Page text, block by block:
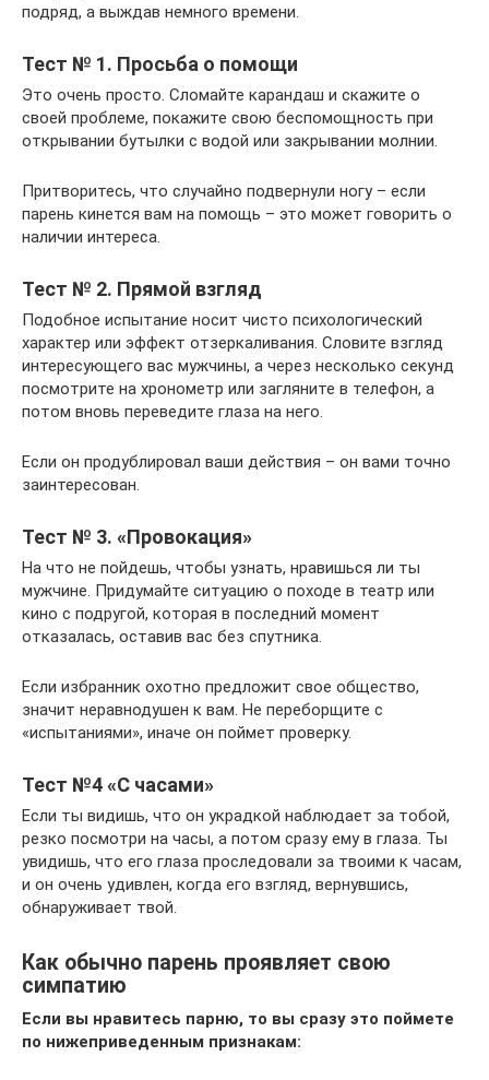
подряд, а выждав немного времени.
Тест № 1. Просьба о помощи
Это очень просто. Сломайте карандаш и скажите о
своей проблеме, покажите свою беспомощность при
открывании бутылки с водой или закрывании молнии.
Притворитесь, что случайно подвернули ногу – если
парень кинется вам на помощь – это может говорить о
наличии интереса.
Тест № 2. Прямой взгляд
Подобное испытание носит чисто психологический
характер или эффект отзеркаливания. Словите взгляд
интересующего вас мужчины, а через несколько секунд
посмотрите на хронометр или загляните в телефон, а
потом вновь переведите глаза на него.
Если он продублировал ваши действия – он вами точно
заинтересован.
Тест № 3. «Провокация»
На что не пойдешь, чтобы узнать, нравишься ли ты
мужчине. Придумайте ситуацию о походе в театр или
кино с подругой, которая в последний момент
отказалась, оставив вас без спутника.
Если избранник охотно предложит свое общество,
значит неравнодушен к вам. Не переборщите с
«испытаниями», иначе он поймет проверку.
Тест №4 «С часами»
Если ты видишь, что он украдкой наблюдает за тобой,
резко посмотри на часы, а потом сразу ему в глаза. Ты
увидишь, что его глаза проследовали за твоими к часам,
и он очень удивлен, когда его взгляд, вернувшись,
обнаруживает твой.
Как обычно парень проявляет свою
симпатию
Если вы нравитесь парню, то вы сразу это поймете
по нижеприведенным признакам: